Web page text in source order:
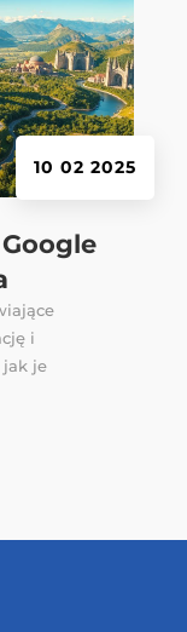
10 02 2025
i
jak je